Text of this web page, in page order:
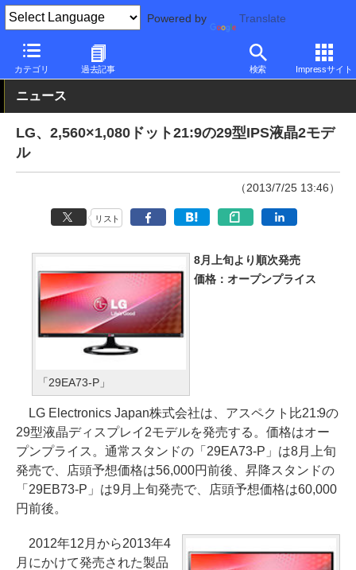
Powered by Translate
カテゴリ 過去記事 検索 Impressサイト
PC Watch 半導体/周辺機器
ニュース
LG、2,560×1,080ドット21:9の29型IPS液晶2モデ
ル
（2013/7/25 13:46）
リスト
「29EA73-P」
8月上旬より順次発売
価格：オープンプライス
LG Electronics Japan株式会社は、アスペクト比21:9の
29型液晶ディスプレイ2モデルを発売する。価格はオー
プンプライス。通常スタンドの「29EA73-P」は8月上旬
発売で、店頭予想価格は56,000円前後、昇降スタンドの
「29EB73-P」は9月上旬発売で、店頭予想価格は60,000
円前後。
2012年12月から2013年4
月にかけて発売された製品